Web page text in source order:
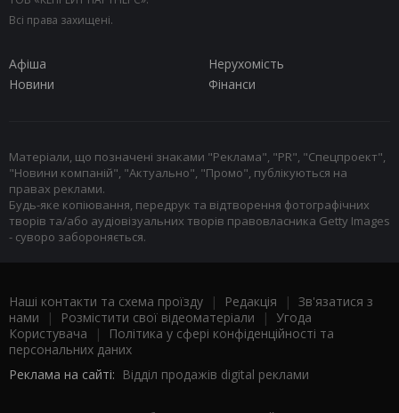
Всі права захищені.
Афіша
Нерухомість
Новини
Фінанси
Матеріали, що позначені знаками "Реклама", "PR", "Спецпроект",
"Новини компаній", "Актуально", "Промо", публікуються на
правах реклами.
Будь-яке копіювання, передрук та відтворення фотографічних
творів та/або аудіовізуальних творів правовласника Getty Images
- суворо забороняється.
Наші контакти та схема проїзду | Редакція | Зв'язатися з
нами | Розмістити свої відеоматеріали | Угода
Користувача |
Політика у сфері конфіденційності та
персональних даних
Реклама на сайті: Відділ продажів digital реклами